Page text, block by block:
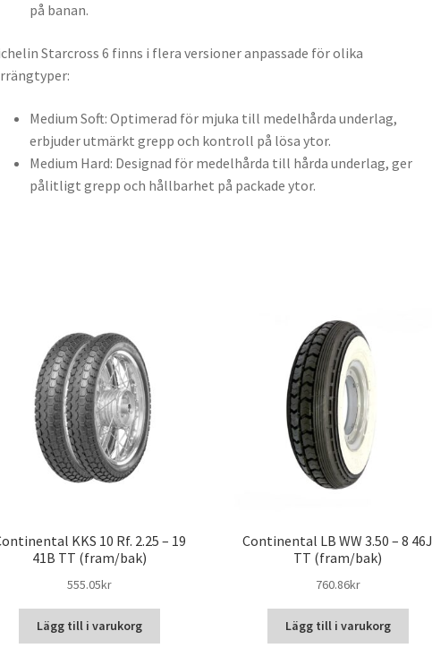
på banan.
Starcross 6 finns i flera versioner anpassade för olika
Medium Soft: Optimerad för mjuka till medelhårda underlag,
erbjuder utmärkt grepp och kontroll på lösa ytor.
Medium Hard: Designad för medelhårda till hårda underlag, ger
pålitligt grepp och hållbarhet på packade ytor.
KKS 10 Rf. 2.25 – 19
41B TT (fram/bak)
555.05kr
Lägg till i varukorg
Continental LB WW 3.50 – 8 46J
TT (fram/bak)
760.86kr
Lägg till i varukorg